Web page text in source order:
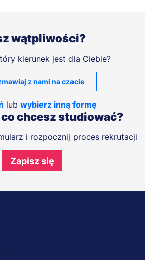
wątpliwości?
kierunek jest dla Ciebie?
z nami na czacie
lub wybierz inną formę
chcesz studiować?
i rozpocznij proces rekrutacji
Zapisz się